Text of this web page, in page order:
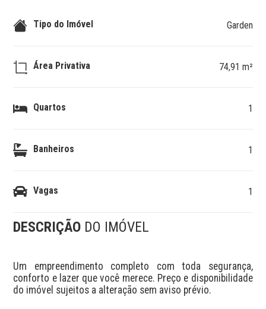
Tipo do Imóvel Garden
Área Privativa 74,91 m²
Quartos 1
Banheiros 1
Vagas 1
DESCRIÇÃO DO IMÓVEL
Um empreendimento completo com toda segurança,
conforto e lazer que você merece. Preço e disponibilidade
do imóvel sujeitos a alteração sem aviso prévio.